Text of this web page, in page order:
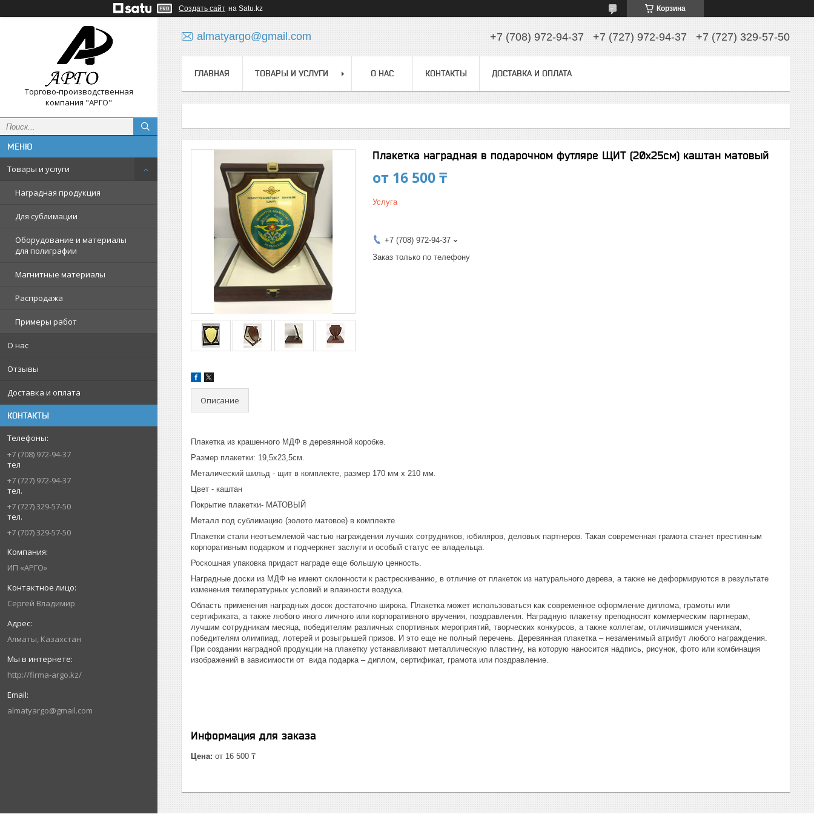
Создать сайт на Satu.kz Корзина
Торгово-производственная
компания "АРГО"
Товары и услуги
Наградная продукция
Для сублимации
Оборудование и материалы
для полиграфии
Магнитные материалы
Распродажа
Примеры работ
О нас
Отзывы
Доставка и оплата
КОНТАКТЫ
+7 (708) 972-94-37
тел
+7 (727) 972-94-37
тел.
+7 (727) 329-57-50
тел.
+7 (707) 329-57-50
ИП «АРГО»
Сергей Владимир
Алматы, Казахстан
http://firma-argo.kz/
almatyargo@gmail.com
almatyargo@gmail.com +7 (708) 972-94-37 +7 (727) 972-94-37 +7 (727) 329-57-50
ГЛАВНАЯ ТОВАРЫ И УСЛУГИ О НАС КОНТАКТЫ ДОСТАВКА И ОПЛАТА
Плакетка наградная в подарочном футляре ЩИТ (20х25см) каштан матовый
от 16 500 ₸
Услуга
+7 (708) 972-94-37
Заказ только по телефону
Описание
Плакетка из крашенного МДФ в деревянной коробке.
Размер плакетки: 19,5х23,5см.
Металический шильд - щит в комплекте, размер 170 мм х 210 мм.
Цвет - каштан
Покрытие плакетки- МАТОВЫЙ
Металл под сублимацию (золото матовое) в комплекте
Плакетки стали неотъемлемой частью награждения лучших сотрудников, юбиляров, деловых партнеров. Такая современная грамота станет престижным
корпоративным подарком и подчеркнет заслуги и особый статус ее владельца.
Роскошная упаковка придаст награде еще большую ценность.
Наградные доски из МДФ не имеют склонности к растрескиванию, в отличие от плакеток из натурального дерева, а также не деформируются в результате
изменения температурных условий и влажности воздуха.
Область применения наградных досок достаточно широка. Плакетка может использоваться как современное оформление диплома, грамоты или
сертификата, а также любого иного личного или корпоративного вручения, поздравления. Наградную плакетку преподносят коммерческим партнерам,
лучшим сотрудникам месяца, победителям различных спортивных мероприятий, творческих конкурсов, а также коллегам, отличившимся ученикам,
победителям олимпиад, лотерей и розыгрышей призов. И это еще не полный перечень. Деревянная плакетка – незаменимый атрибут любого награждения.
При создании наградной продукции на плакетку устанавливают металлическую пластину, на которую наносится надпись, рисунок, фото или комбинация
изображений в зависимости от вида подарка – диплом, сертификат, грамота или поздравление.
Информация для заказа
Цена: от 16 500 ₸